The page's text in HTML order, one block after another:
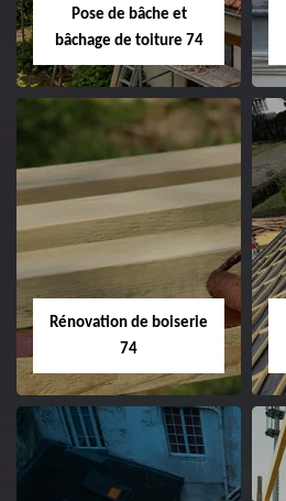
Pose de bâche et
bâchage de toiture 74
Rénovation de boiserie
74